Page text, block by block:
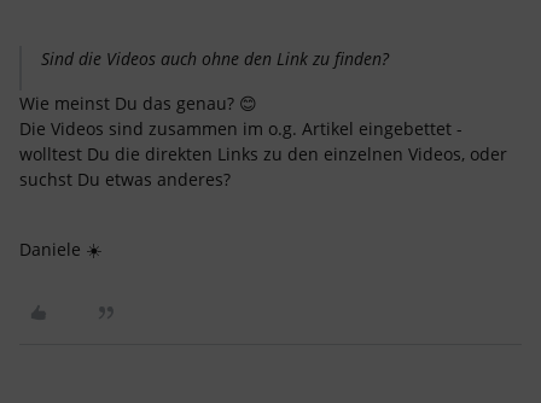
Sind die Videos auch ohne den Link zu finden?
Wie meinst Du das genau? 😊
Die Videos sind zusammen im o.g. Artikel eingebettet -
wolltest Du die direkten Links zu den einzelnen Videos, oder
suchst Du etwas anderes?
Daniele ☀️